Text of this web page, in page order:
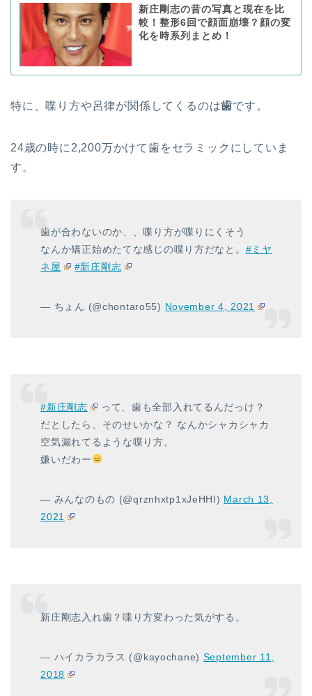
新庄剛志の昔の写真と現在を比
較！整形6回で顔面崩壊？顔の変
化を時系列まとめ！
特に、喋り方や呂律が関係してくるのは歯です。
24歳の時に2,200万かけて歯をセラミックにしていま
す。
歯が合わないのか、、喋り方が喋りにくそう
なんか矯正始めたてな感じの喋り方だなと。 #ミヤ
ネ屋
#新庄剛志
— ちょん (@chontaro55) November 4, 2021
#新庄剛志
って、歯も全部入れてるんだっけ？
だとしたら、そのせいかな？ なんかシャカシャカ
空気漏れてるような喋り方。
嫌いだわー
— みんなのもの (@qrznhxtp1xJeHHI) March 13,
2021
新庄剛志入れ歯？喋り方変わった気がする。
— ハイカラカラス (@kayochane) September 11,
2018